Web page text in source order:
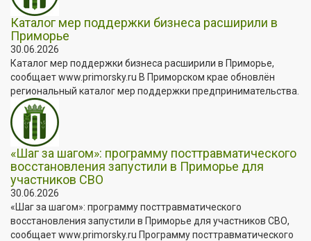
Каталог мер поддержки бизнеса расширили в
Приморье
30.06.2026
Каталог мер поддержки бизнеса расширили в Приморье,
сообщает www.primorsky.ru В Приморском крае обновлён
региональный каталог мер поддержки предпринимательства.
«Шаг за шагом»: программу посттравматического
восстановления запустили в Приморье для
участников СВО
30.06.2026
«Шаг за шагом»: программу посттравматического
восстановления запустили в Приморье для участников СВО,
сообщает www.primorsky.ru Программу посттравматического